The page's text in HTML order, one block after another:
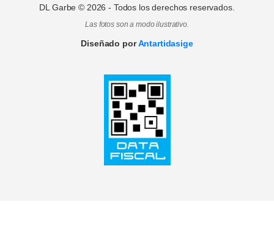
DL Garbe © 2026 - Todos los derechos reservados.
Las fotos son a modo ilustrativo.
Diseñado porAntartidasige